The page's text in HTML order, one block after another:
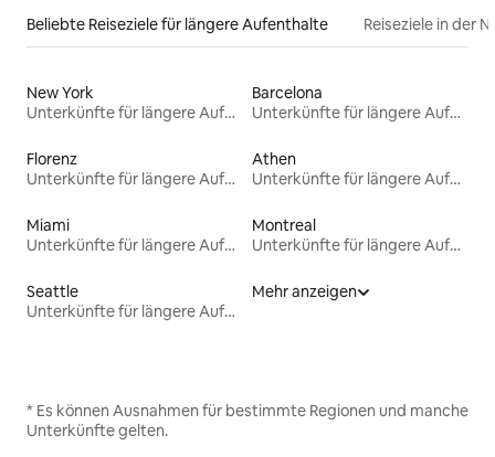
Beliebte Reiseziele für längere Aufenthalte Reiseziele in der
New York
Unterkünfte für längere Aufenthalte
Barcelona
Unterkünfte für längere Aufenthalte
Florenz
Unterkünfte für längere Aufenthalte
Athen
Unterkünfte für längere Aufenthalte
Miami
Unterkünfte für längere Aufenthalte
Montreal
Unterkünfte für längere Aufenthalte
Seattle
Unterkünfte für längere Aufenthalte
Mehr anzeigen
* Es können Ausnahmen für bestimmte Regionen und manche
Unterkünfte gelten.